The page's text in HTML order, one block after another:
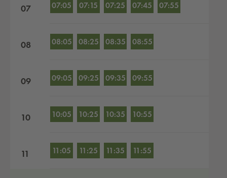
07 07:05 07:15 07:25 07:45 07:55
08 08:05 08:25 08:35 08:55
09 09:05 09:25 09:35 09:55
10 10:05 10:25 10:35 10:55
11 11:05 11:25 11:35 11:55